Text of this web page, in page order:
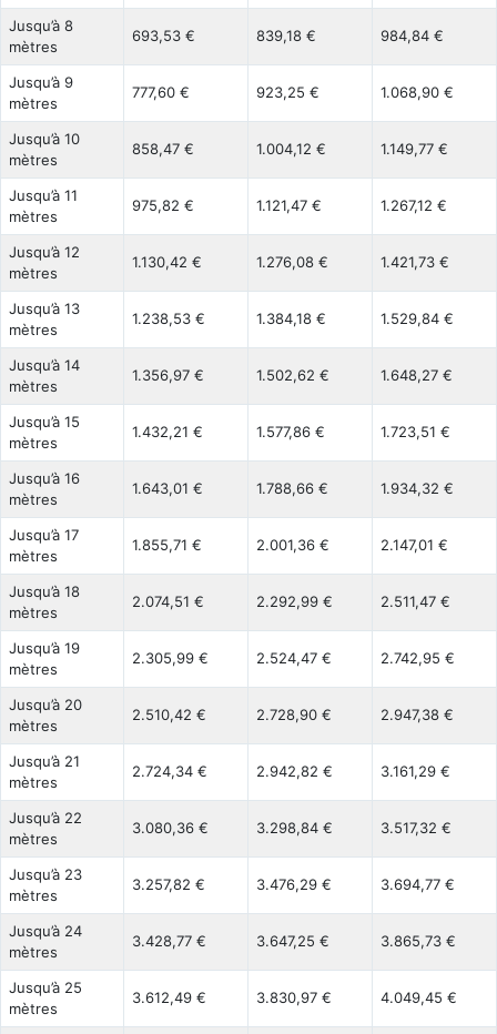
Jusqu’à 8
mètres
693,53 € 839,18 € 984,84 €
Jusqu’à 9
mètres
777,60 € 923,25 € 1.068,90 €
Jusqu’à 10
mètres
858,47 € 1.004,12 € 1.149,77 €
Jusqu’à 11
mètres
975,82 € 1.121,47 € 1.267,12 €
Jusqu’à 12
mètres
1.130,42 € 1.276,08 € 1.421,73 €
Jusqu’à 13
mètres
1.238,53 € 1.384,18 € 1.529,84 €
Jusqu’à 14
mètres
1.356,97 € 1.502,62 € 1.648,27 €
Jusqu’à 15
mètres
1.432,21 € 1.577,86 € 1.723,51 €
Jusqu’à 16
mètres
1.643,01 € 1.788,66 € 1.934,32 €
Jusqu’à 17
mètres
1.855,71 € 2.001,36 € 2.147,01 €
Jusqu’à 18
mètres
2.074,51 € 2.292,99 € 2.511,47 €
Jusqu’à 19
mètres
2.305,99 € 2.524,47 € 2.742,95 €
Jusqu’à 20
mètres
2.510,42 € 2.728,90 € 2.947,38 €
Jusqu’à 21
mètres
2.724,34 € 2.942,82 € 3.161,29 €
Jusqu’à 22
mètres
3.080,36 € 3.298,84 € 3.517,32 €
Jusqu’à 23
mètres
3.257,82 € 3.476,29 € 3.694,77 €
Jusqu’à 24
mètres
3.428,77 € 3.647,25 € 3.865,73 €
Jusqu’à 25
mètres
3.612,49 € 3.830,97 € 4.049,45 €